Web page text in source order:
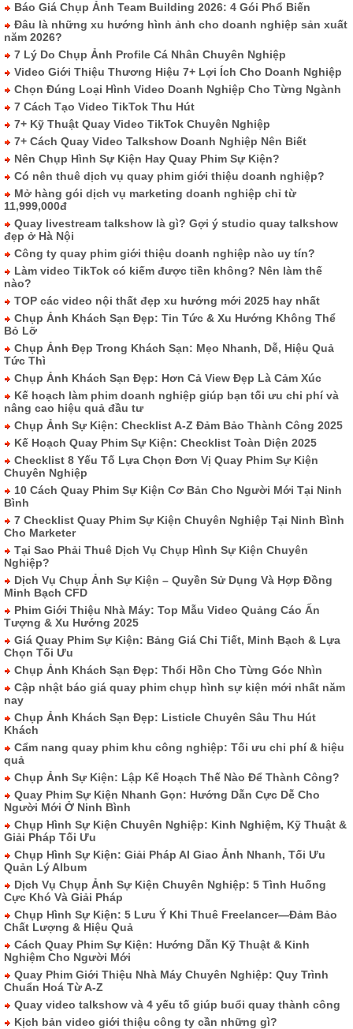
Báo Giá Chụp Ảnh Team Building 2026: 4 Gói Phổ Biến
Đâu là những xu hướng hình ảnh cho doanh nghiệp sản xuất
năm 2026?
7 Lý Do Chụp Ảnh Profile Cá Nhân Chuyên Nghiệp
Video Giới Thiệu Thương Hiệu 7+ Lợi Ích Cho Doanh Nghiệp
Chọn Đúng Loại Hình Video Doanh Nghiệp Cho Từng Ngành
7 Cách Tạo Video TikTok Thu Hút
7+ Kỹ Thuật Quay Video TikTok Chuyên Nghiệp
7+ Cách Quay Video Talkshow Doanh Nghiệp Nên Biết
Nên Chụp Hình Sự Kiện Hay Quay Phim Sự Kiện?
Có nên thuê dịch vụ quay phim giới thiệu doanh nghiệp?
Mở hàng gói dịch vụ marketing doanh nghiệp chỉ từ
11,999,000đ
Quay livestream talkshow là gì? Gợi ý studio quay talkshow
đẹp ở Hà Nội
Công ty quay phim giới thiệu doanh nghiệp nào uy tín?
Làm video TikTok có kiếm được tiền không? Nên làm thế
nào?
TOP các video nội thất đẹp xu hướng mới 2025 hay nhất
Chụp Ảnh Khách Sạn Đẹp: Tin Tức & Xu Hướng Không Thể
Bỏ Lỡ
Chụp Ảnh Đẹp Trong Khách Sạn: Mẹo Nhanh, Dễ, Hiệu Quả
Tức Thì
Chụp Ảnh Khách Sạn Đẹp: Hơn Cả View Đẹp Là Cảm Xúc
Kế hoạch làm phim doanh nghiệp giúp bạn tối ưu chi phí và
nâng cao hiệu quả đầu tư
Chụp Ảnh Sự Kiện: Checklist A-Z Đảm Bảo Thành Công 2025
Kế Hoạch Quay Phim Sự Kiện: Checklist Toàn Diện 2025
Checklist 8 Yếu Tố Lựa Chọn Đơn Vị Quay Phim Sự Kiện
Chuyên Nghiệp
10 Cách Quay Phim Sự Kiện Cơ Bản Cho Người Mới Tại Ninh
Bình
7 Checklist Quay Phim Sự Kiện Chuyên Nghiệp Tại Ninh Bình
Cho Marketer
Tại Sao Phải Thuê Dịch Vụ Chụp Hình Sự Kiện Chuyên
Nghiệp?
Dịch Vụ Chụp Ảnh Sự Kiện – Quyền Sử Dụng Và Hợp Đồng
Minh Bạch CFD
Phim Giới Thiệu Nhà Máy: Top Mẫu Video Quảng Cáo Ấn
Tượng & Xu Hướng 2025
Giá Quay Phim Sự Kiện: Bảng Giá Chi Tiết, Minh Bạch & Lựa
Chọn Tối Ưu
Chụp Ảnh Khách Sạn Đẹp: Thổi Hồn Cho Từng Góc Nhìn
Cập nhật báo giá quay phim chụp hình sự kiện mới nhất năm
nay
Chụp Ảnh Khách Sạn Đẹp: Listicle Chuyên Sâu Thu Hút
Khách
Cẩm nang quay phim khu công nghiệp: Tối ưu chi phí & hiệu
quả
Chụp Ảnh Sự Kiện: Lập Kế Hoạch Thế Nào Để Thành Công?
Quay Phim Sự Kiện Nhanh Gọn: Hướng Dẫn Cực Dễ Cho
Người Mới Ở Ninh Bình
Chụp Hình Sự Kiện Chuyên Nghiệp: Kinh Nghiệm, Kỹ Thuật &
Giải Pháp Tối Ưu
Chụp Hình Sự Kiện: Giải Pháp AI Giao Ảnh Nhanh, Tối Ưu
Quản Lý Album
Dịch Vụ Chụp Ảnh Sự Kiện Chuyên Nghiệp: 5 Tình Huống
Cực Khó Và Giải Pháp
Chụp Hình Sự Kiện: 5 Lưu Ý Khi Thuê Freelancer—Đảm Bảo
Chất Lượng & Hiệu Quả
Cách Quay Phim Sự Kiện: Hướng Dẫn Kỹ Thuật & Kinh
Nghiệm Cho Người Mới
Quay Phim Giới Thiệu Nhà Máy Chuyên Nghiệp: Quy Trình
Chuẩn Hoá Từ A-Z
Quay video talkshow và 4 yếu tố giúp buổi quay thành công
Kịch bản video giới thiệu công ty cần những gì?